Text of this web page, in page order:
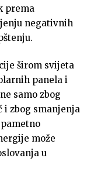
prema
negativnih
širom svijeta
panela i
samo zbog
i zbog smanjenja
može
u